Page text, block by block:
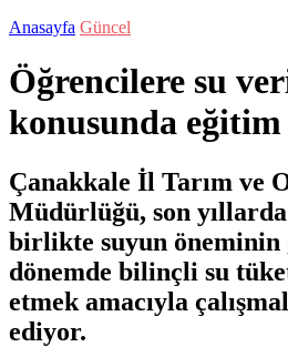
Anasayfa Güncel
Öğrencilere su
konusunda eğitim
Çanakkale İl Tarım ve
Müdürlüğü, son
birlikte suyun öneminin
dönemde bilinçli su
etmek amacıyla
ediyor.